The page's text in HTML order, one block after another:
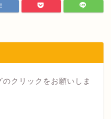
クリックをお願いしま